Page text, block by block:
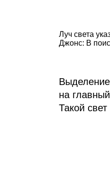
Луч света
Джонс: В
на
Такой